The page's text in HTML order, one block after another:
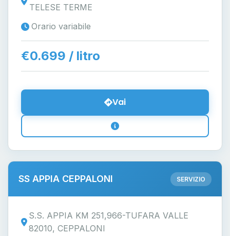
TELESE TERME
Orario variabile
€0.699 / litro
Vai
SS APPIA CEPPALONI SERVIZIO
S.S. APPIA KM 251,966-TUFARA VALLE
82010, CEPPALONI